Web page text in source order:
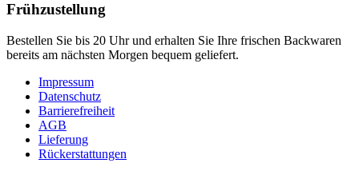
Frühzustellung
Bestellen Sie bis 20 Uhr und erhalten Sie Ihre frischen Backwaren
bereits am nächsten Morgen bequem geliefert.
Impressum
Datenschutz
Barrierefreiheit
AGB
Lieferung
Rückerstattungen